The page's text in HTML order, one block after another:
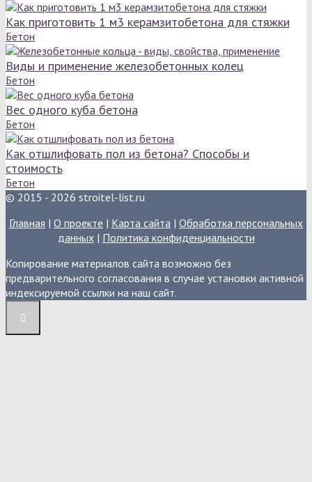
Как приготовить 1 м3 керамзитобетона для стяжки
Бетон
Виды и применение железобетонных колец
Бетон
Вес одного куба бетона
Бетон
Как отшлифовать пол из бетона? Способы и
стоимость
Бетон
© 2015 - 2026 stroitel-list.ru
Главная | О проекте | Карта сайта | Обработка персональных
данных| Политика конфиденциальности
Копирование материалов сайта возможно без
предварительного согласования в случае установки активной
индексируемой ссылки на наш сайт.